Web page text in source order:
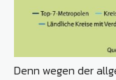
Denn wegen der